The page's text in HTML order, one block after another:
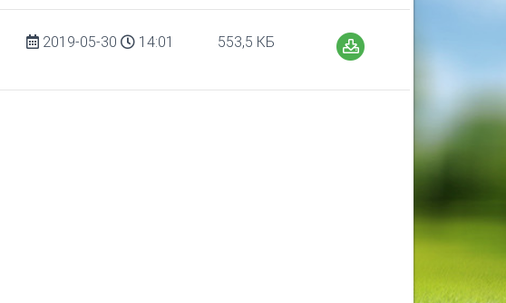
2019-05-30 14:01 553,5 КБ